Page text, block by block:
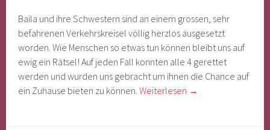
Baila und ihre Schwestern sind an einem grossen, sehr
befahrenen Verkehrskreisel völlig herzlos ausgesetzt
worden. Wie Menschen so etwas tun können bleibt uns auf
ewig ein Rätsel! Auf jeden Fall konnten alle 4 gerettet
werden und wurden uns gebracht um ihnen die Chance auf
ein Zuhause bieten zu können.Weiterlesen →